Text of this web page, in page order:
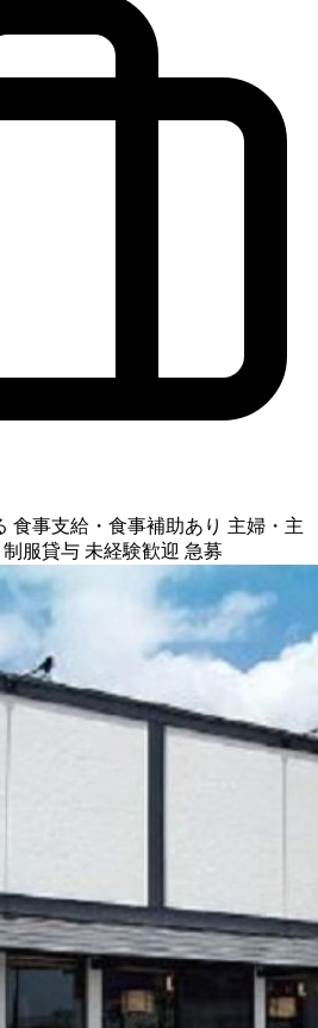
食事支給・食事補助あり 主婦・主
制服貸与 未経験歓迎 急募